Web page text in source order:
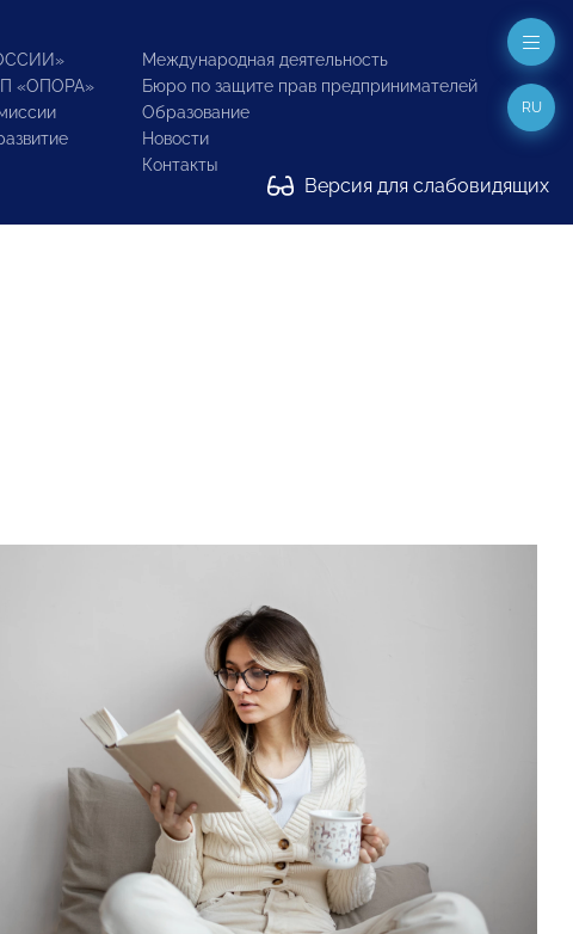
«ОПОРА»
Международная деятельность
Бюро по защите прав предпринимателей
Образование
Новости
Контакты
Версия для слабовидящих
RU